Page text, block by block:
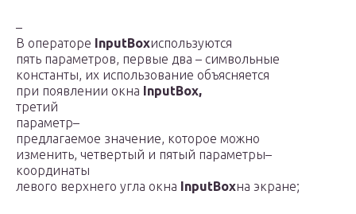
–
В операторе InputBoxиспользуются
пять параметров, первые два – символьные
константы, их использование объясняется
при появлении окна InputBox,
третий
параметр–
предлагаемое значение, которое можно
изменить, четвертый и пятый параметры–
координаты
левого верхнего угла окна InputBoxна экране;